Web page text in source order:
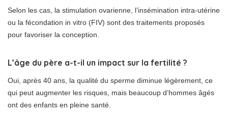
Selon les cas, la stimulation ovarienne, l’insémination intra-utérine
ou la fécondation in vitro (FIV) sont des traitements proposés
pour favoriser la conception.
L’âge du père a-t-il un impact sur la fertilité ?
Oui, après 40 ans, la qualité du sperme diminue légèrement, ce
qui peut augmenter les risques, mais beaucoup d’hommes âgés
ont des enfants en pleine santé.